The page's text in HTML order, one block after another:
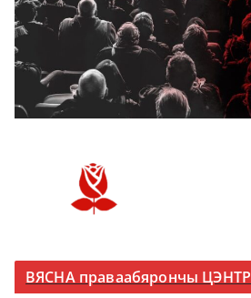
ВЯСНА праваабярончы ЦЭНТР